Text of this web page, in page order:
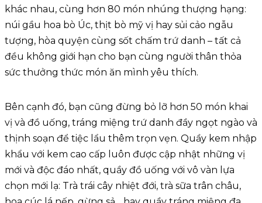
khác nhau, cùng hơn 80 món nhúng thượng hạng:
núi gầu hoa bò Úc, thịt bò mỹ vị hay sủi cảo ngẫu
tượng, hòa quyện cùng sốt chấm trứ danh – tất cả
đều không giới hạn cho bạn cùng người thân thỏa
sức thưởng thức món ăn mình yêu thích.
Bên cạnh đó, bạn cũng đừng bỏ lỡ hơn 50 món khai
vị và đồ uống, tráng miệng trứ danh đầy ngọt ngào và
thịnh soạn để tiệc lẩu thêm trọn vẹn. Quầy kem nhập
khẩu với kem cao cấp luôn được cập nhật những vị
mới và độc đáo nhất, quầy đồ uống với vô vàn lựa
chọn mới lạ: Trà trái cây nhiệt đới, trà sữa trân châu,